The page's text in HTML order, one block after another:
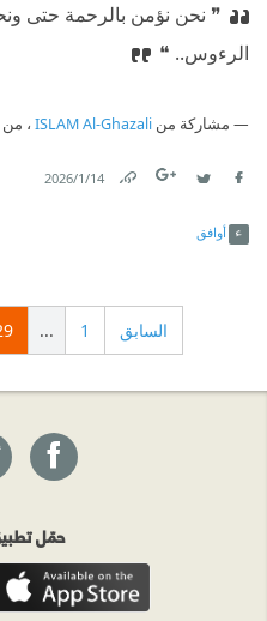
❞ نحن نؤمن بالرحمة حتى
الرءوس.. ❝
مشاركة من ISLAM Al-Ghazali ،
14‏/1‏/2026
أوافق
السابق 1
...
حمّل